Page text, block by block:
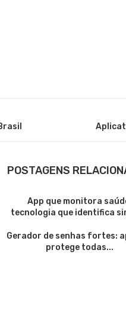
POSTAGENS
App que monitora
tecnologia que identifica
Gerador de senhas fortes:
protege todas...